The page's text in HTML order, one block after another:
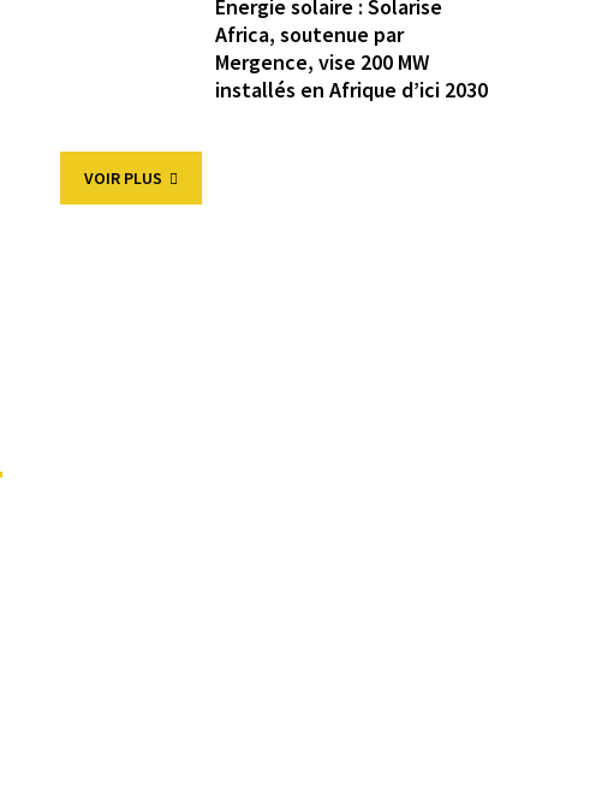
Énergie solaire : Solarise
Africa, soutenue par
Mergence, vise 200 MW
installés en Afrique d’ici 2030
VOIR PLUS